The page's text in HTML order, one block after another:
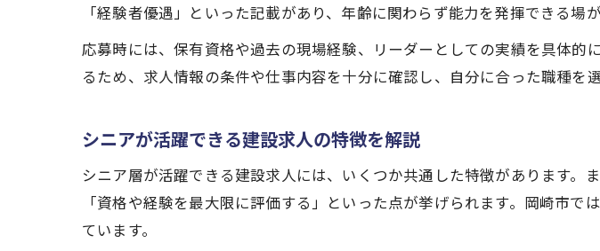
シニアが建設求人
再就職で輝く高齢者の
高齢者が再就職で
再就職組が安心で
シニアに合った建
「経験者優遇」といった記載があり、年齢に関わらず能力を発揮できる場
応募時には、保有資格や過去の現場経験、リーダーとしての実績を具体
るため、求人情報の条件や仕事内容を十分に確認し、自分に合った職種を
シニアが活躍できる建設求人の特徴を解説
シニア層が活躍できる建設求人には、いくつか共通した特徴があります。
「資格や経験を最大限に評価する」といった点が挙げられます。岡崎市
ています。